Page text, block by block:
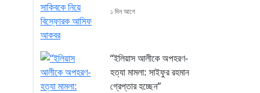
১ দিন আগে
“ইলিয়াস আলীকে অপহরণ-
হত্যা মামলা: সাইফুর রহমান
গ্রেপ্তার হচ্ছেন”